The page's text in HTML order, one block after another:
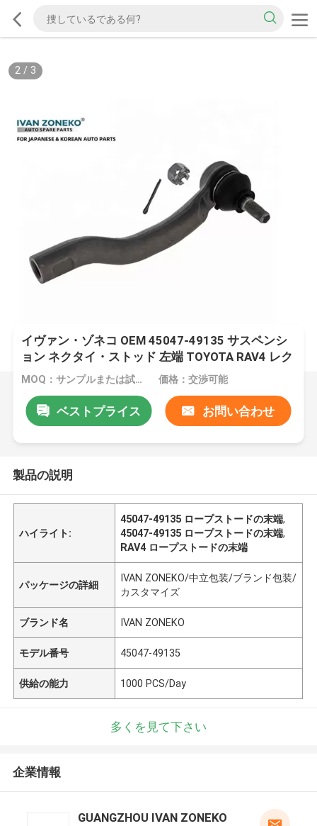
2/ 3
イヴァン・ゾネコ OEM 45047-49135 サスペンシ
ョン ネクタイ・ストッド 左端 TOYOTA RAV4 レク
サス
MOQ：サンプルまたは試用注文は受け入れられます. 価格：交渉可能
ベストプライス お問い合わせ
製品の説明
ハイライト:
45047-49135 ロープストードの末端,
45047-49135 ロープストードの末端,
RAV4 ロープストードの末端
パッケージの詳細
IVAN ZONEKO/中立包装/ブランド包装/
カスタマイズ
ブランド名 IVAN ZONEKO
モデル番号 45047-49135
供給の能力 1000 PCS/Day
多くを見て下さい
企業情報
GUANGZHOU IVAN ZONEKO